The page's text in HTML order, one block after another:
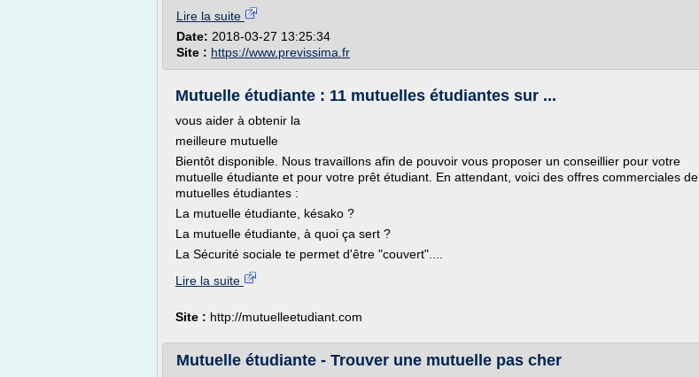
Lire la suite
Date: 2018-03-27 13:25:34
Site : https://www.previssima.fr
Mutuelle étudiante : 11 mutuelles étudiantes sur ...
vous aider à obtenir la
meilleure mutuelle
Bientôt disponible. Nous travaillons afin de pouvoir vous proposer un conseillier pour votre
mutuelle étudiante et pour votre prêt étudiant. En attendant, voici des offres commerciales de
mutuelles étudiantes :
La mutuelle étudiante, késako ?
La mutuelle étudiante, à quoi ça sert ?
La Sécurité sociale te permet d'être "couvert"....
Lire la suite
Site : http://mutuelleetudiant.com
Mutuelle étudiante - Trouver une mutuelle pas cher